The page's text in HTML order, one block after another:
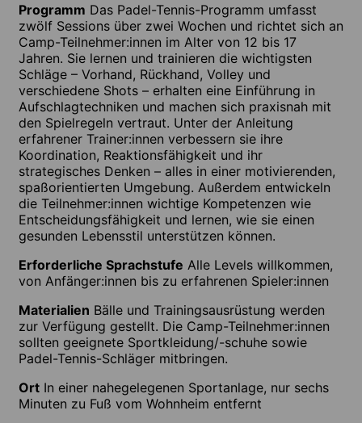
Programm Das Padel-Tennis-Programm umfasst
zwölf Sessions über zwei Wochen und richtet sich an
Camp-Teilnehmer:innen im Alter von 12 bis 17
Jahren. Sie lernen und trainieren die wichtigsten
Schläge – Vorhand, Rückhand, Volley und
verschiedene Shots – erhalten eine Einführung in
Aufschlagtechniken und machen sich praxisnah mit
den Spielregeln vertraut. Unter der Anleitung
erfahrener Trainer:innen verbessern sie ihre
Koordination, Reaktionsfähigkeit und ihr
strategisches Denken – alles in einer motivierenden,
spaßorientierten Umgebung. Außerdem entwickeln
die Teilnehmer:innen wichtige Kompetenzen wie
Entscheidungsfähigkeit und lernen, wie sie einen
gesunden Lebensstil unterstützen können.
Erforderliche Sprachstufe Alle Levels willkommen,
von Anfänger:innen bis zu erfahrenen Spieler:innen
Materialien Bälle und Trainingsausrüstung werden
zur Verfügung gestellt. Die Camp-Teilnehmer:innen
sollten geeignete Sportkleidung/-schuhe sowie
Padel-Tennis-Schläger mitbringen.
Ort In einer nahegelegenen Sportanlage, nur sechs
Minuten zu Fuß vom Wohnheim entfernt